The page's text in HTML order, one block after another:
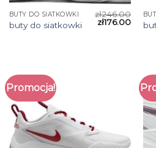
BUTY DO SIATKOWKI
buty do siatkowki
zł246.00
zł176.00
Promocja!